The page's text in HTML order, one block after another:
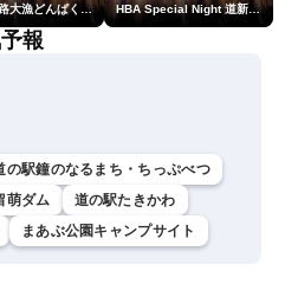
第23回釧路大漁どんぱく花火大会 ～道新・光と音のファンタジー～ HBA Special Night 道新・秋華火（はなび）
報
の駅鐘のなるまち・ちっぷべつ
萌ダム
道の駅たきかわ
まあぶ公園キャンプサイト